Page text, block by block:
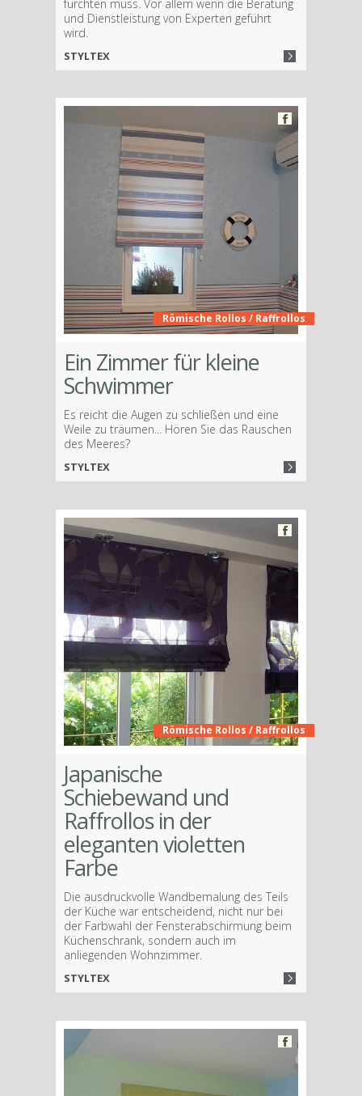
fürchten muss. Vor allem wenn die Beratung
und Dienstleistung von Experten geführt
wird.
STYLTEX
Römische Rollos / Raffrollos
Ein Zimmer für kleine
Schwimmer
Es reicht die Augen zu schließen und eine
Weile zu träumen... Hören Sie das Rauschen
des Meeres?
STYLTEX
Römische Rollos / Raffrollos
Japanische
Schiebewand und
Raffrollos in der
eleganten violetten
Farbe
Die ausdruckvolle Wandbemalung des Teils
der Küche war entscheidend, nicht nur bei
der Farbwahl der Fensterabschirmung beim
Küchenschrank, sondern auch im
anliegenden Wohnzimmer.
STYLTEX